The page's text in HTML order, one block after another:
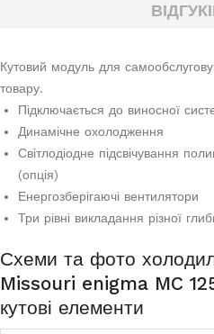
Кутовий модуль для
товару.
Підключається до виносної
Динамічне охолодження
Світлодіодне підсвічування
(опція)
Енергозберігаючі вентилятори
Три рівні викладання різної
Схеми та фото
Missouri enigma MC
кутові елементи